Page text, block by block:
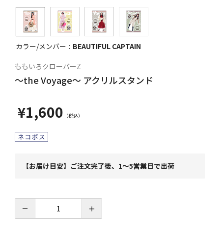
カラー/メンバー BEAUTIFUL CAPTAIN
ももいろクローバーZ
～the Voyage～ アクリルスタンド
¥1,600
【お届け目安】ご注文完了後、1～5営業日で出荷
－ ＋